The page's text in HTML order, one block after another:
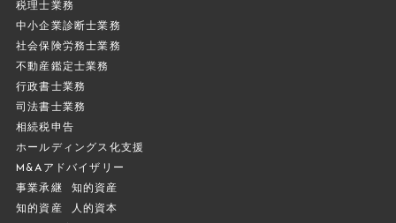
税理士業務
中小企業診断士業務
社会保険労務士業務
不動産鑑定士業務
行政書士業務
司法書士業務
相続税申告
ホールディングス化支援
M&Aアドバイザリー
事業承継
知的資産
知的資産
人的資本